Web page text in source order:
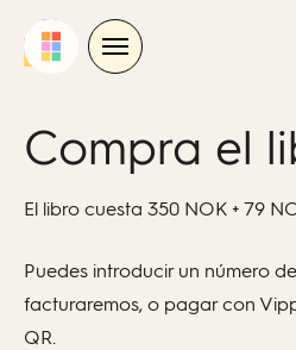
Compra el
El libro cuesta 350 NOK + 79
Puedes introducir un número
facturaremos, o pagar con
QR.